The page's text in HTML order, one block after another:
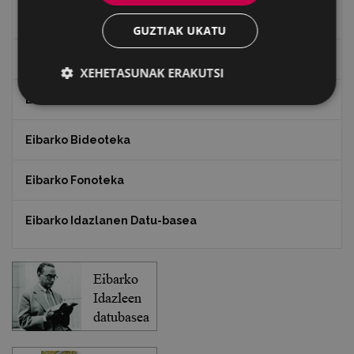
"Gure Herria" aldizkaria
EXFIBAR
Eibarko Bideoteka
Eibarko Fonoteka
Eibarko Idazlanen Datu-basea
GUZTIAK UKATU
XEHETASUNAK ERAKUTSI